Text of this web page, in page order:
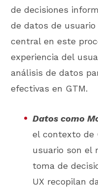
de decisiones
de datos de
central en este
experiencia del
análisis de datos
efectivas en GTM.
Datos como
el contexto de
usuario son el
toma de
UX recopilan